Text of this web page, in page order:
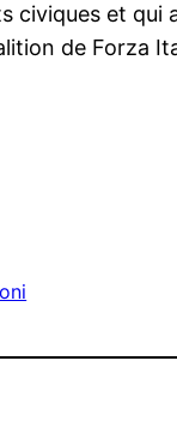
civiques et qui
de Forza